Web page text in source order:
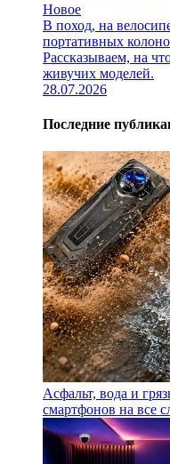
Новое
В поход, на
портативных
Рассказываем, на
живучих моделей.
28.07.2026
Последние
Асфальт, вода и
смартфонов на все